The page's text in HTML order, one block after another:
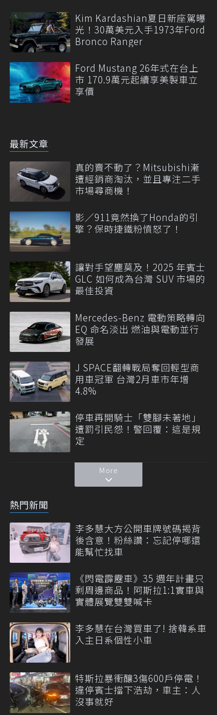
Kim Kardashian夏日新座駕曝
光！30萬美元入手1973年Ford
Bronco Ranger
Ford Mustang 26年式在台上
市 170.9萬元起續享美製車立
享價
最新文章
真的賣不動了？Mitsubishi漸
遭經銷商淘汰，並且專注二手
市場尋商機！
影／911竟然換了Honda的引
擎？保時捷鐵粉憤怒了！
讓對手望塵莫及！2025 年賓士
GLC 如何成為台灣 SUV 市場的
最佳投資
Mercedes-Benz 電動策略轉向
EQ 命名淡出 燃油與電動並行
發展
J SPACE翻轉戰局奪回輕型商
用車冠軍 台灣2月車市年增
4.8%
停車再開騎士「雙腳未著地」
遭罰引民怨！警回覆：這是規
定
More
熱門新聞
李多慧大方公開車牌號碼揭背
後含意！粉絲讚：忘記停哪還
能幫忙找車
《閃電霹靂車》35 週年計畫只
剩周邊商品！阿斯拉1:1實車與
實體展覽雙雙喊卡
李多慧在台灣買車了! 捨韓系車
入主日系個性小車
特斯拉暴衝釀3傷600戶停電！
違停賓士擋下浩劫，車主：人
沒事就好